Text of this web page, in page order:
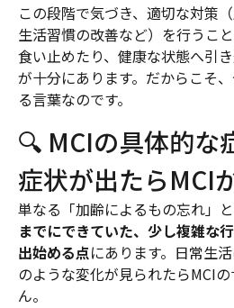
この段階で気づき、適切な対策
生活習慣の改善など）を行うこ
食い止めたり、健康な状態へ引
が十分にあります。だからこそ
る言葉なのです。
🔍 MCIの具体的な
症状が出たらMCI
単なる「加齢によるもの忘れ」と
までにできていた、少し複雑な
出始める点にあります。日常生
のような変化が見られたらMCI
ん。